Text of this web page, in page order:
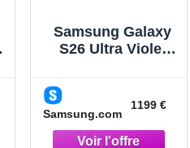
Samsung Galaxy
S26 Ultra Violet
Violet
Samsung.com
1199 €